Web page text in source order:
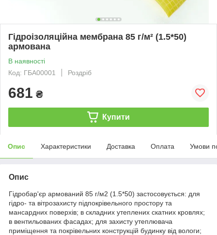
Гідроізоляційна мембрана 85 г/м² (1.5*50)
армована
В наявності
Код: ГБА00001
Роздріб
681 ₴
Купити
Опис Характеристики Доставка Оплата Умови
Опис
Гідробар'єр армований 85 г/м2 (1.5*50) застосовується: для
гідро- та вітрозахисту підпокрівельного простору та
мансардних поверхів; в складних утеплених скатних кровлях;
в вентильованих фасадах; для захисту утеплювача
приміщення та покрівельних конструкцій будинку від вологи;